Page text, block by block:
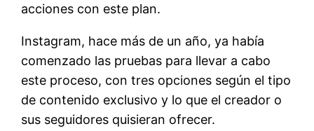
acciones con este plan.
Instagram, hace más de un año, ya había
comenzado las pruebas para llevar a cabo
este proceso, con tres opciones según el tipo
de contenido exclusivo y lo que el creador o
sus seguidores quisieran ofrecer.